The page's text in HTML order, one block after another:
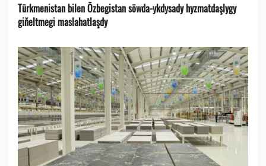
Türkmenistan bilen Özbegistan söwda-ykdysady hyzmatdaşlygy
giňeltmegi maslahatlaşdy